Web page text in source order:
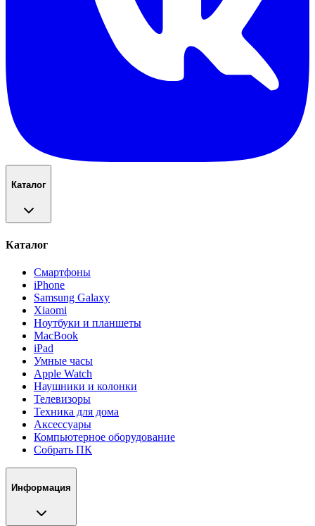
Каталог
Каталог
Смартфоны
iPhone
Samsung Galaxy
Xiaomi
Ноутбуки и планшеты
MacBook
iPad
Умные часы
Apple Watch
Наушники и колонки
Телевизоры
Техника для дома
Аксессуары
Компьютерное оборудование
Собрать ПК
Информация